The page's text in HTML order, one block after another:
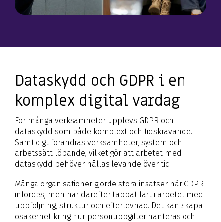
Dataskydd och GDPR i en
komplex digital vardag
För många verksamheter upplevs GDPR och
dataskydd som både komplext och tidskrävande.
Samtidigt förändras verksamheter, system och
arbetssätt löpande, vilket gör att arbetet med
dataskydd behöver hållas levande över tid.
Många organisationer gjorde stora insatser när GDPR
infördes, men har därefter tappat fart i arbetet med
uppföljning, struktur och efterlevnad. Det kan skapa
osäkerhet kring hur personuppgifter hanteras och